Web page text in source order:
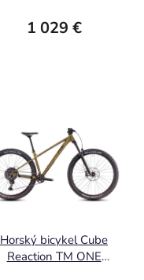
1 029 €
Horský bicykel Cube
Reaction TM ONE